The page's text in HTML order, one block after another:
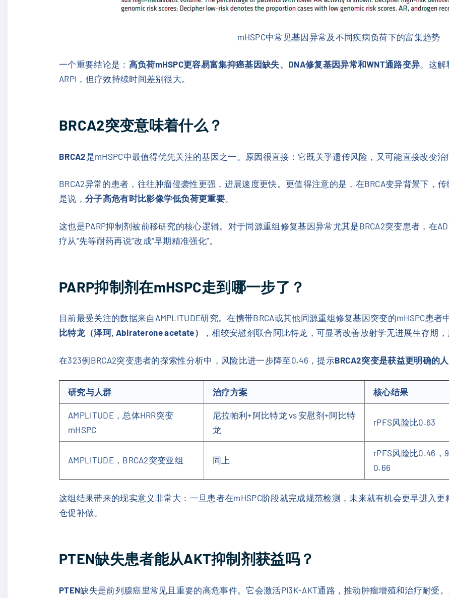
mHSPC中常见基因异常及不同疾病负荷下的富集趋势
一个重要结论是： 高负荷mHSPC更容易富集抑癌基因缺失、DNA修复基因异常和WNT通路变异。这解
ARPI，但疗效持续时间差别很大。
BRCA2突变意味着什么？
BRCA2是mHSPC中最值得优先关注的基因之一。原因很直接：它既关乎遗传风险，又可能直接改变治
BRCA2异常的患者，往往肿瘤侵袭性更强，进展速度更快。更值得注意的是，在BRCA变异背景下，
是说， 分子高危有时比影像学低负荷更重要。
这也是PARP抑制剂被前移研究的核心逻辑。对于同源重组修复基因异常尤其是BRCA2突变患者，在
疗从“先等耐药再说”改成“早期精准强化”。
PARP抑制剂在mHSPC走到哪一步了？
目前最受关注的数据来自AMPLITUDE研究。在携带BRCA或其他同源重组修复基因突变的mHSPC患者
比特龙（泽珂, Abiraterone acetate）
，相较安慰剂联合阿比特龙，可显著改善放射学无进展生存期，
在323例BRCA2突变患者的探索性分析中，风险比进一步降至0.46，提示BRCA2突变是获益更明确的
研究与人群 治疗方案 核心结果
AMPLITUDE，总体HRR突变
mHSPC
尼拉帕利+阿比特龙 vs 安慰剂+阿比特
龙
rPFS风险比0.63
AMPLITUDE，BRCA2突变亚组 同上
rPFS风险比0.46，
0.66
这组结果带来的现实意义非常大：一旦患者在mHSPC阶段就完成规范检测，未来就有机会更早进入
仓促补做。
PTEN缺失患者能从AKT抑制剂获益吗？
PTEN缺失是前列腺癌里常见且重要的高危事件。它会激活PI3K-AKT通路，推动肿瘤增殖和治疗耐受